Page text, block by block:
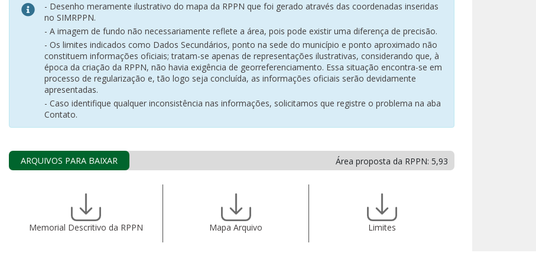
- Desenho meramente ilustrativo do mapa da RPPN que foi gerado através das coordenadas inseridas
no SIMRPPN.
- A imagem de fundo não necessariamente reflete a área, pois pode existir uma diferença de precisão.
- Os limites indicados como Dados Secundários, ponto na sede do município e ponto aproximado não
constituem informações oficiais; tratam-se apenas de representações ilustrativas, considerando que, à
época da criação da RPPN, não havia exigência de georreferenciamento. Essa situação encontra-se em
processo de regularização e, tão logo seja concluída, as informações oficiais serão devidamente
apresentadas.
- Caso identifique qualquer inconsistência nas informações, solicitamos que registre o problema na aba
Contato.
ARQUIVOS PARA BAIXAR Área proposta da RPPN: 5,93
Memorial Descritivo da RPPN Mapa Arquivo Limites